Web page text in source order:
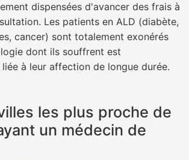
dispensées d'avancer des frais à
Les patients en ALD (diabète,
cancer) sont totalement exonérés
dont ils souffrent est
à leur affection de longue durée.
les plus proche de
un médecin de